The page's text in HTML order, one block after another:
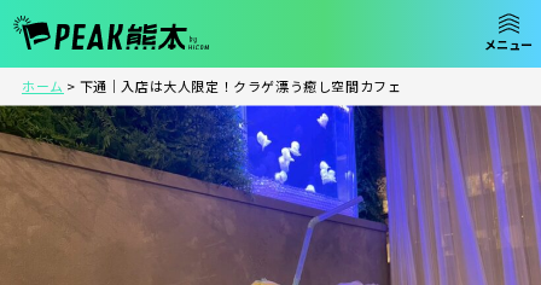
ホーム > 下通｜入店は大人限定！クラゲ漂う癒し空間カフェ